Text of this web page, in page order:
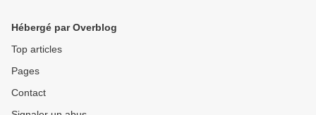
Senancour
Hébergé par Overblog
Top articles
Pages
Contact